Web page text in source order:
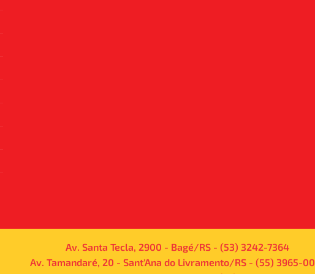
Av. Santa Tecla, 2900 - Bagé/RS - (53) 3242-7364
Av. Tamandaré, 20 - Sant'Ana do Livramento/RS - (55) 3965-